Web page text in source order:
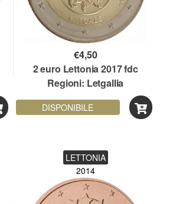
€4,50
2 euro Lettonia 2017 fdc
Regioni: Letgallia
DISPONIBILE
LETTONIA
2014